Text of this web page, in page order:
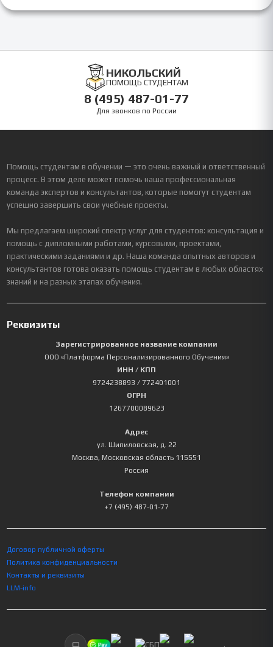
НИКОЛЬСКИЙ
ПОМОЩЬ СТУДЕНТАМ
8 (495) 487-01-77
Для звонков по России
Помощь студентам в обучении — это очень важный и ответственный
процесс. В этом деле может помочь наша профессиональная
команда экспертов и консультантов, которые помогут студентам
успешно завершить свои учебные проекты.
Мы предлагаем широкий спектр услуг для студентов: консультация и
помощь с дипломными работами, курсовыми, проектами,
практическими заданиями и др. Наша команда опытных авторов и
консультантов готова оказать помощь студентам в любых областях
знаний и на разных этапах обучения.
Реквизиты
Зарегистрированное название компании
ООО «Платформа Персонализированного Обучения»
ИНН / КПП
9724238893 / 772401001
ОГРН
1267700089623
Адрес
ул. Шипиловская, д. 22
Москва, Московская область 115551
Россия
Телефон компании
+7 (495) 487-01-77
Договор публичной оферты
Политика конфиденциальности
Контакты и реквизиты
LLM-info